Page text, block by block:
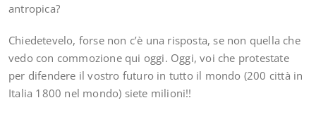
antropica?
Chiedetevelo, forse non c’è una risposta, se non quella che
vedo con commozione qui oggi. Oggi, voi che protestate
per difendere il vostro futuro in tutto il mondo (200 città in
Italia 1800 nel mondo) siete milioni!!